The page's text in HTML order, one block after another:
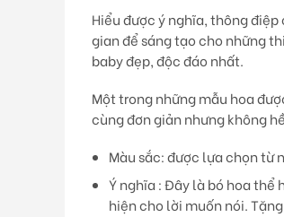
Hiểu được ý nghĩa, thông
gian để sáng tạo cho những
baby đẹp, độc đáo nhất.
Một trong những mẫu hoa
cùng đơn giản nhưng không
Màu sắc: được lựa chọn từ
Ý nghĩa: Đây là bó hoa thể
hiện cho lời muốn nói.